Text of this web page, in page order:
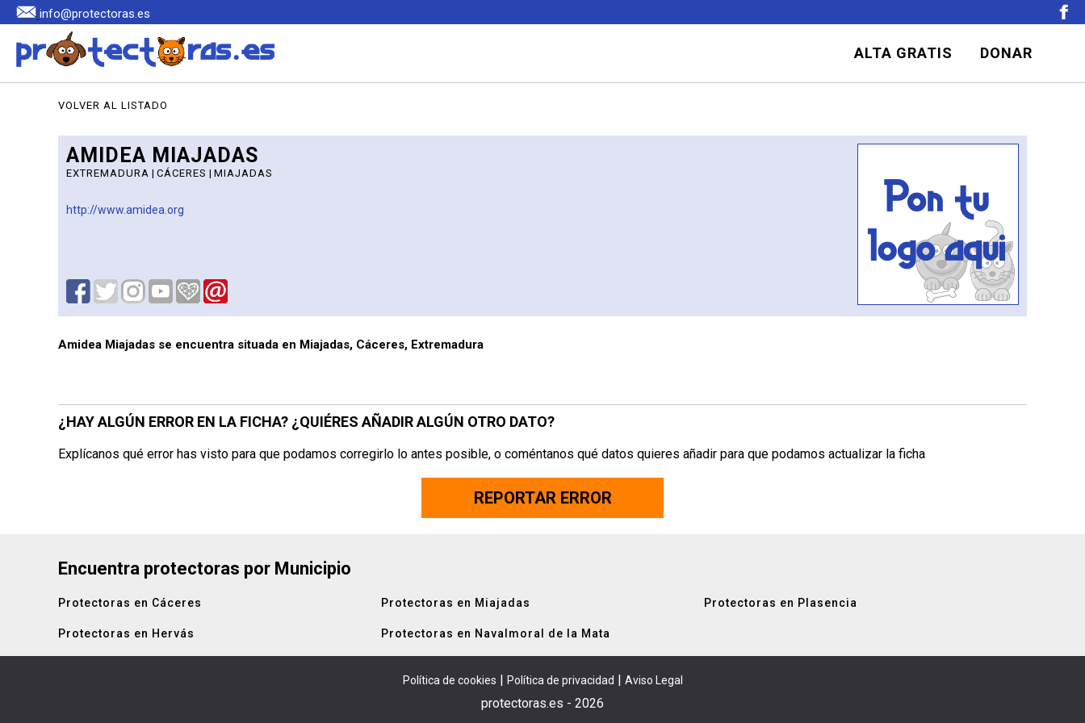
info@protectoras.es
ALTA GRATIS DONAR
VOLVER AL LISTADO
AMIDEA MIAJADAS
EXTREMADURA | CÁCERES | MIAJADAS
http://www.amidea.org
Amidea Miajadas se encuentra situada en Miajadas, Cáceres, Extremadura
¿HAY ALGÚN ERROR EN LA FICHA? ¿QUIÉRES AÑADIR ALGÚN OTRO DATO?
Explícanos qué error has visto para que podamos corregirlo lo antes posible, o coméntanos qué datos quieres añadir para que podamos actualizar la ficha
REPORTAR ERROR
Encuentra protectoras por Municipio
Protectoras en Cáceres
Protectoras en Hervás
Protectoras en Miajadas
Protectoras en Navalmoral de la Mata
Protectoras en Plasencia
Política de cookies | Política de privacidad | Aviso Legal
protectoras.es - 2026